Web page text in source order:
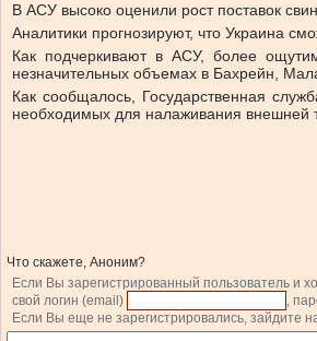
В АСУ высоко оценили рост поставок
Аналитики прогнозируют, что Украина
Как подчеркивают в АСУ, более
незначительных объемах в Бахрейн,
Как сообщалось, Государственная
необходимых для налаживания внешней
Что скажете, Аноним?
Если Вы зарегистрированный пользователь и
свой логин (email)
,
Если Вы еще не зарегистрировались, зайдите